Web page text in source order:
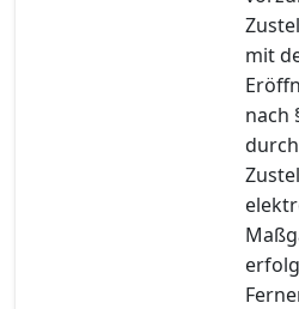
mit
nach